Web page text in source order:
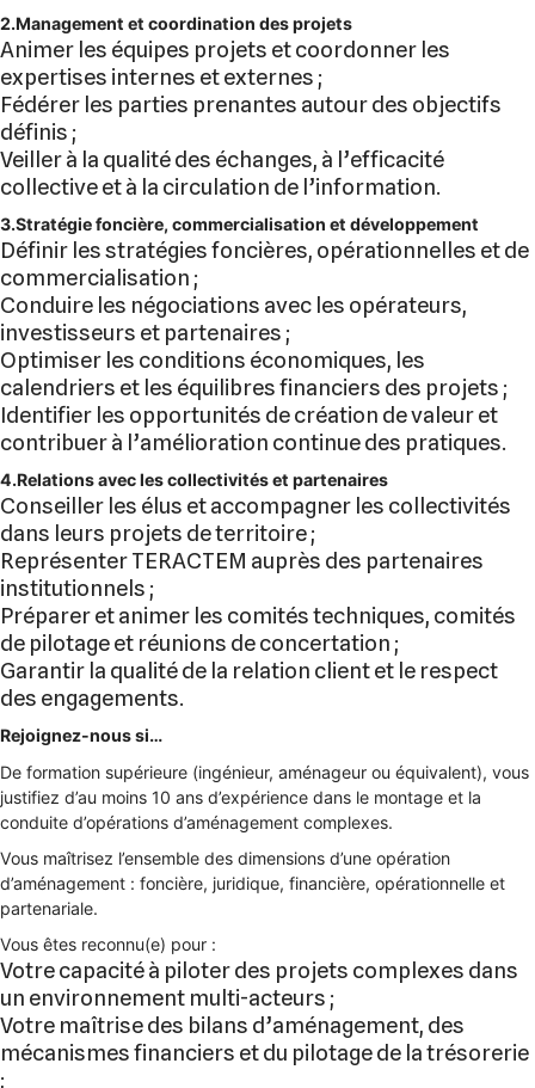
2.Management et coordination des projets
Animer les équipes projets et coordonner les
expertises internes et externes ;
Fédérer les parties prenantes autour des objectifs
définis ;
Veiller à la qualité des échanges, à l’efficacité
collective et à la circulation de l’information.
3.Stratégie foncière, commercialisation et développement
Définir les stratégies foncières, opérationnelles et de
commercialisation ;
Conduire les négociations avec les opérateurs,
investisseurs et partenaires ;
Optimiser les conditions économiques, les
calendriers et les équilibres financiers des projets ;
Identifier les opportunités de création de valeur et
contribuer à l’amélioration continue des pratiques.
4.Relations avec les collectivités et partenaires
Conseiller les élus et accompagner les collectivités
dans leurs projets de territoire ;
Représenter TERACTEM auprès des partenaires
institutionnels ;
Préparer et animer les comités techniques, comités
de pilotage et réunions de concertation ;
Garantir la qualité de la relation client et le respect
des engagements.
Rejoignez-nous si…
De formation supérieure (ingénieur, aménageur ou équivalent), vous
justifiez d’au moins 10 ans d’expérience dans le montage et la
conduite d’opérations d’aménagement complexes.
Vous maîtrisez l’ensemble des dimensions d’une opération
d’aménagement : foncière, juridique, financière, opérationnelle et
partenariale.
Vous êtes reconnu(e) pour :
Votre capacité à piloter des projets complexes dans
un environnement multi-acteurs ;
Votre maîtrise des bilans d’aménagement, des
mécanismes financiers et du pilotage de la trésorerie
;